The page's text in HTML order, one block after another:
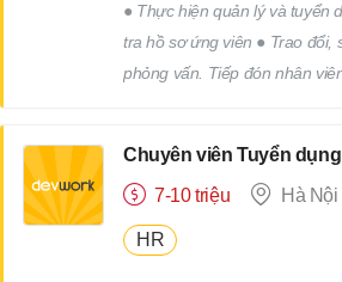
● Thực hiện quản lý và tuyển dụng nội bộ
tra hồ sơ ứng viên ● Trao đổi,
phỏng vấn. Tiếp đón nhân
Chuyên viên Tuyển
7-10 triệu
Hà Nội
HR